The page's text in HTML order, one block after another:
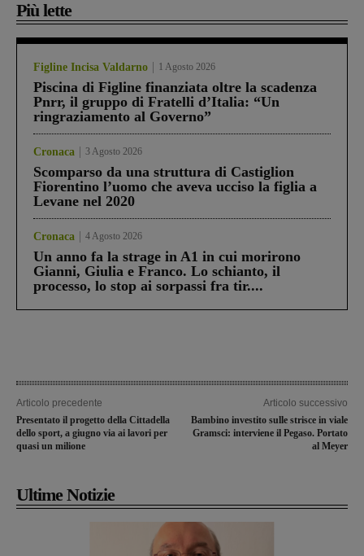
Più lette
Figline Incisa Valdarno 1 Agosto 2026
Piscina di Figline finanziata oltre la scadenza
Pnrr, il gruppo di Fratelli d’Italia: “Un
ringraziamento al Governo”
Cronaca 3 Agosto 2026
Scomparso da una struttura di Castiglion
Fiorentino l’uomo che aveva ucciso la figlia a
Levane nel 2020
Cronaca 4 Agosto 2026
Un anno fa la strage in A1 in cui morirono
Gianni, Giulia e Franco. Lo schianto, il
processo, lo stop ai sorpassi fra tir....
Articolo precedente
Presentato il progetto della Cittadella
dello sport, a giugno via ai lavori per
quasi un milione
Articolo successivo
Bambino investito sulle strisce in viale
Gramsci: interviene il Pegaso. Portato
al Meyer
Ultime Notizie